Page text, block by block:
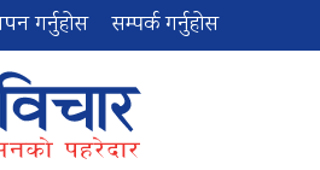
गर्नुहोस सम्पर्क गर्नुहोस